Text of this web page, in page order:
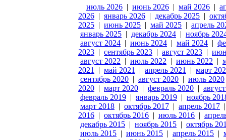
июль 2026 | июнь 2026 | май 2026 |
2026 | январь 2026 | декабрь 2025 |
2025 | июнь 2025 | май 2025 | апрель
январь 2025 | декабрь 2024 | ноябрь
август 2024 | июнь 2024 | май 2024 |
2023 | сентябрь 2023 | август 2023 |
август 2022 | июль 2022 | июнь 2022 |
2021
| май 2021 | апрель 2021 | март
сентябрь 2020 | август 2020 | июль 2020
2020 | март 2020 | февраль 2020 |
февраль 2019 | январь 2019 | ноябрь
март 2018 | октябрь 2017 | апрель 2017
2016 | октябрь 2016 | июль 2016 |
декабрь 2015 | ноябрь 2015 | октябрь
июль 2015 | июнь 2015 | апрель 2015 |